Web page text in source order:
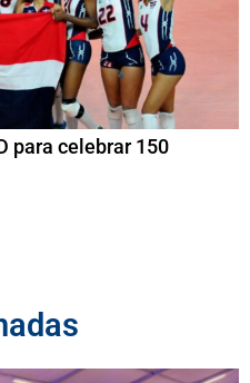
para celebrar 150